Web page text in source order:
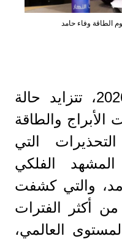
الطاقة وفاء حامد
مع بداية شهر مايو 2026، تتزايد حالة
الأبراج والطاقة
التي
المشهد الفلكي
والتي كشفت
أكثر الفترات
العالمي،